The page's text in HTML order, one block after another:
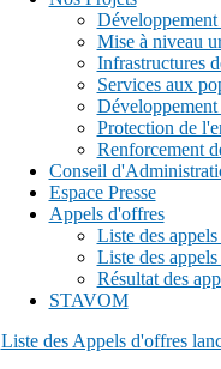
Mise à niveau
Infrastructures
Services aux
Protection de
Renforcement
Conseil
Espace Presse
Appels d'offres
Liste des
Liste des
Résultat des
STAVOM
Liste des Appels d'offres